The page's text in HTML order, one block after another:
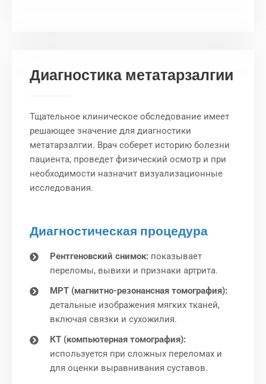
Диагностика метатарзалгии
Тщательное клиническое обследование имеет
решающее значение для диагностики
метатарзалгии. Врач соберет историю болезни
пациента, проведет физический осмотр и при
необходимости назначит визуализационные
исследования.
Диагностическая процедура
Рентгеновский снимок:показывает
переломы, вывихи и признаки артрита.
МРТ (магнитно-резонансная томография):
детальные изображения мягких тканей,
включая связки и сухожилия.
КТ (компьютерная томография):
используется при сложных переломах и
для оценки выравнивания суставов.